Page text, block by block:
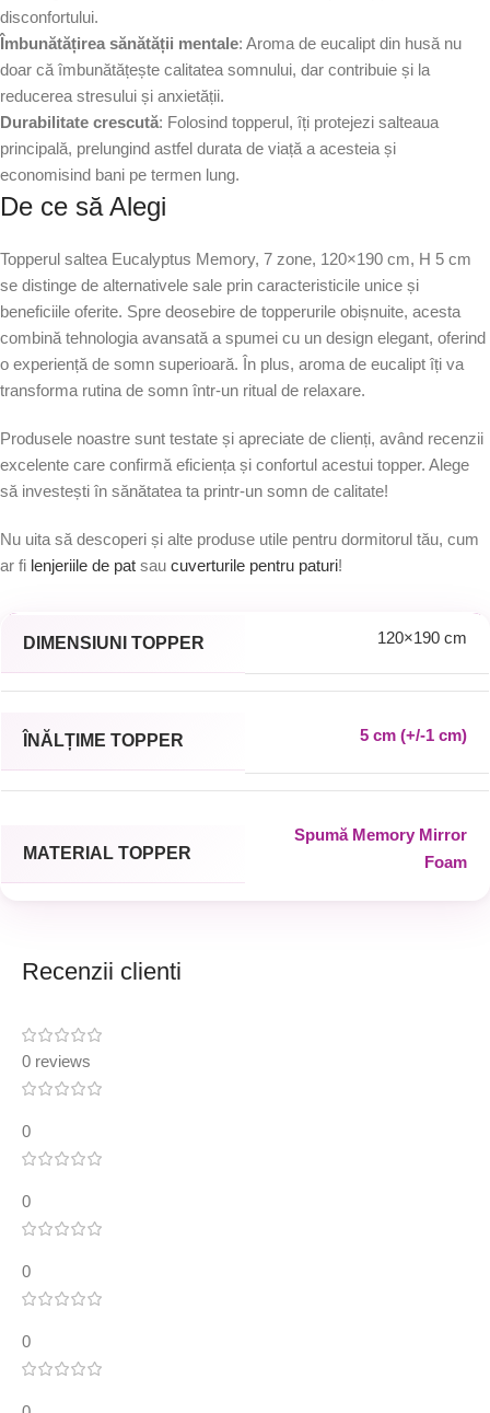
disconfortului.
Îmbunătățirea sănătății mentale: Aroma de eucalipt din husă nu
doar că îmbunătățește calitatea somnului, dar contribuie și la
reducerea stresului și anxietății.
Durabilitate crescută: Folosind topperul, îți protejezi salteaua
principală, prelungind astfel durata de viață a acesteia și
economisind bani pe termen lung.
De ce să Alegi
Topperul saltea Eucalyptus Memory, 7 zone, 120×190 cm, H 5 cm
se distinge de alternativele sale prin caracteristicile unice și
beneficiile oferite. Spre deosebire de topperurile obișnuite, acesta
combină tehnologia avansată a spumei cu un design elegant, oferind
o experiență de somn superioară. În plus, aroma de eucalipt îți va
transforma rutina de somn într-un ritual de relaxare.
Produsele noastre sunt testate și apreciate de clienți, având recenzii
excelente care confirmă eficiența și confortul acestui topper. Alege
să investești în sănătatea ta printr-un somn de calitate!
Nu uita să descoperi și alte produse utile pentru dormitorul tău, cum
ar fi lenjeriile de pat sau cuverturile pentru paturi!
DIMENSIUNI TOPPER 120×190 cm
ÎNĂLȚIME TOPPER 5 cm (+/-1 cm)
MATERIAL TOPPER
Spumă Memory Mirror
Foam
Recenzii clienti
0 reviews
0
0
0
0